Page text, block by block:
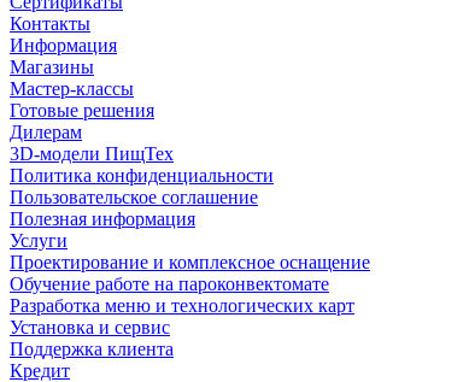
Контакты
Информация
Магазины
Мастер-классы
Готовые решения
Дилерам
3D-модели ПищТех
Политика конфиденциальности
Пользовательское соглашение
Полезная информация
Услуги
Проектирование и комплексное оснащение
Обучение работе на пароконвектомате
Разработка меню и технологических карт
Установка и сервис
Поддержка клиента
Кредит